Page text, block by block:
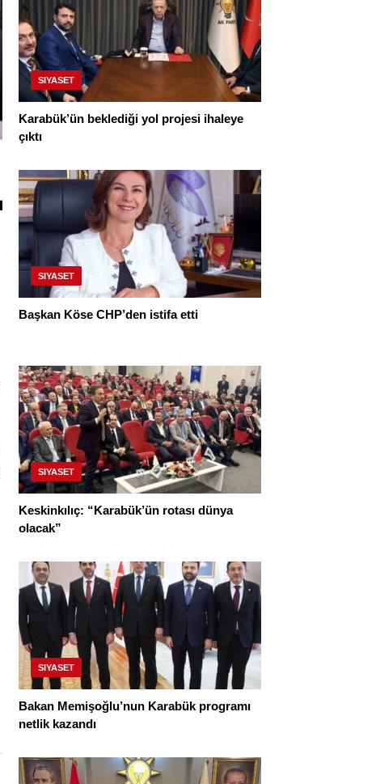
SIYASET
Karabük’ün beklediği yol projesi ihaleye
çıktı
SIYASET
Başkan Köse CHP’den istifa etti
SIYASET
Keskinkılıç: “Karabük’ün rotası dünya
olacak”
SIYASET
Bakan Memişoğlu’nun Karabük programı
netlik kazandı